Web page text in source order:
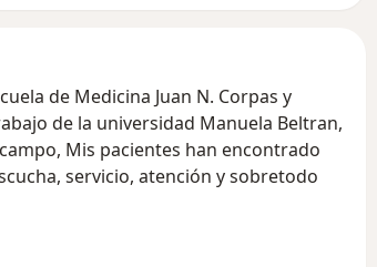
de Medicina Juan N. Corpas y
de la universidad Manuela Beltran,